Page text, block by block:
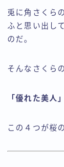
兎に角さくら
ふと思い出し
のだ。
そんなさくら
「優れた美人
この４つが桜